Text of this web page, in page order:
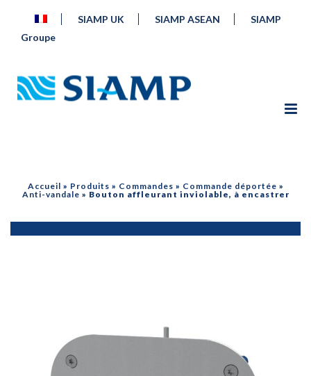
SIAMP UK SIAMP ASEAN
SIAMP
Groupe
Accueil » Produits » Commandes » Commande déportée »
Anti-vandale » Bouton affleurant inviolable, à encastrer